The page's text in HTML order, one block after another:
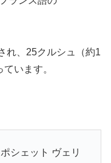
れ、25クルシュ（約1
います。
シェット ヴェリ